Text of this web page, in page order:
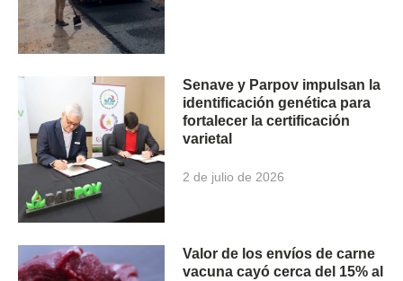
Senave y Parpov impulsan la
identificación genética para
fortalecer la certificación
varietal
2 de julio de 2026
Valor de los envíos de carne
vacuna cayó cerca del 15% al